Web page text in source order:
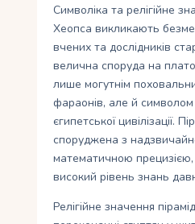
Символіка та релігійне
Хеопса викликають
вчених та дослідників
велична споруда на
лише могутнім
фараонів, але й символом
єгипетської цивілізації.
споруджена з
математичною
високий рівень знань
Релігійне значення